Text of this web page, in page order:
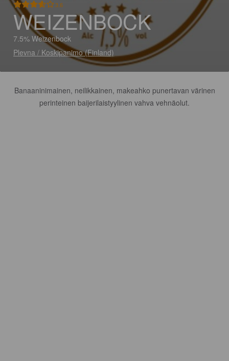
3.6
WEIZENBOCK
7.5% Weizenbock
Plevna / Koskipanimo (Finland)
Banaaninimainen, neilikkainen, makeahko punertavan värinen
perinteinen baijerilaistyylinen vahva vehnäolut.